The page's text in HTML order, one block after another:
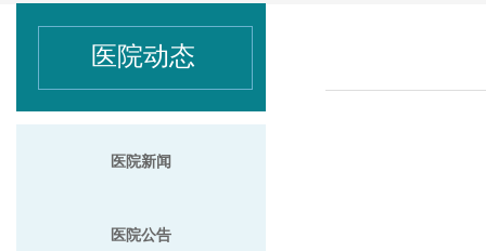
医院动态
医院新闻
医院公告